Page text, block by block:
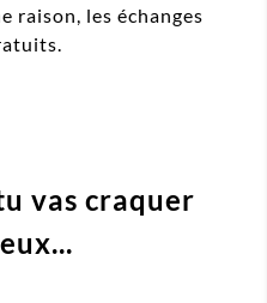
raison, les échanges
vas craquer